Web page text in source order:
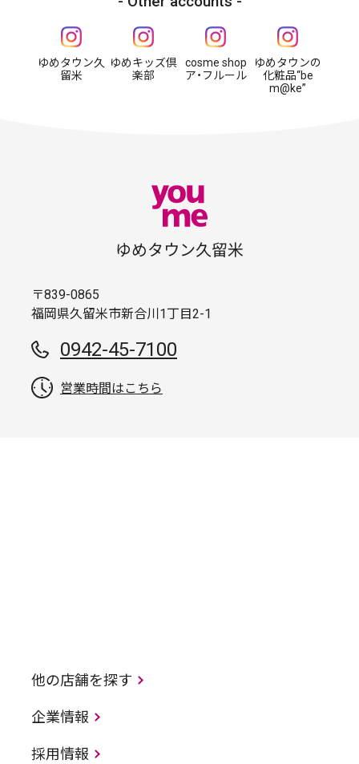
ゆめタウン久
留米
ゆめキッズ倶
楽部
cosme shop
ア・フルール
ゆめタウンの
化粧品“be
m@ke”
ゆめタウン久留米
〒839-0865
福岡県久留米市新合川1丁目2-1
0942-45-7100
営業時間はこちら
他の店舗を探す
企業情報
採用情報